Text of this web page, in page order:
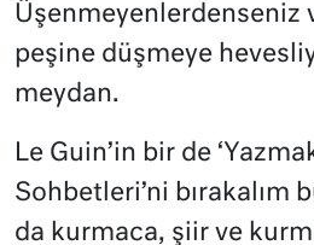
Üşenmeyenlerdenseniz
peşine düşmeye
meydan.
Le Guin’in bir de
Sohbetleri’ni bırakalım
da kurmaca, şiir ve